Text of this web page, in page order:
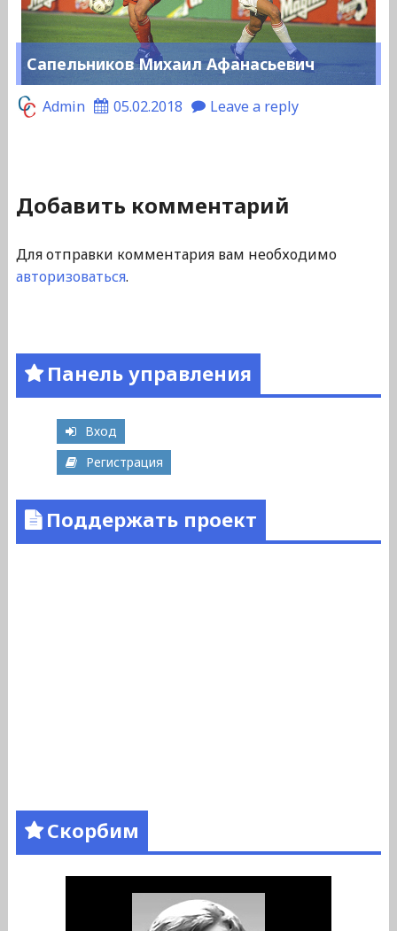
Сапельников Михаил Афанасьевич
Admin 05.02.2018 Leave a reply
Добавить комментарий
Для отправки комментария вам необходимо
авторизоваться.
Панель управления
Вход
Регистрация
Поддержать проект
Скорбим